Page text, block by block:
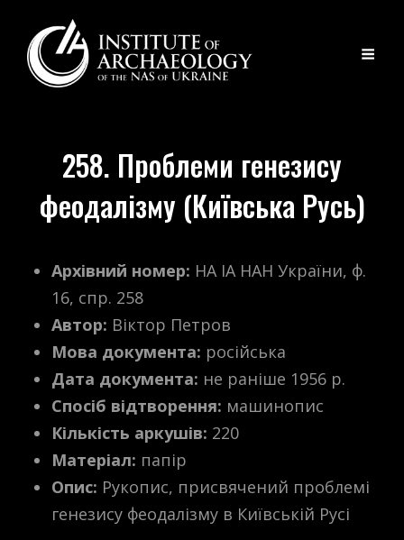
258. Проблеми генезису
феодалізму (Київська Русь)
Архівний номер: НА ІА НАН України, ф.
16, спр. 258
Автор: Віктор Петров
Мова документа: російська
Дата документа: не раніше 1956 р.
Спосіб відтворення: машинопис
Кількість аркушів: 220
Матеріал: папір
Опис: Рукопис, присвячений проблемі
генезису феодалізму в Київській Русі